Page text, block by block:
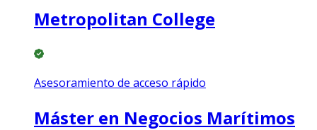
Metropolitan College
Asesoramiento de acceso rápido
Máster en Negocios Marítimos